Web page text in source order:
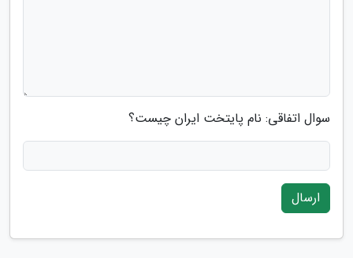
سوال اتفاقی: نام پایتخت ایران چیست؟
ارسال